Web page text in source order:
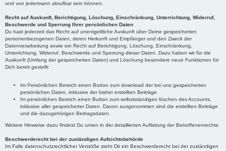
und von jedermann abrufbar sein können.
Recht auf Auskunft, Berichtigung, Löschung, Einschränkung, Unterrichtung, Widerruf,
Beschwerde und Sperrung Ihrer persönlichen Daten
Du hast jederzeit das Recht auf unentgeltliche Auskunft über Deine gespeicherten
personenbezogenen Daten, deren Herkunft und Empfänger und den Zweck der
Datenverarbeitung sowie ein Recht auf Berichtigung, Löschung, Einschränkung,
Unterrichtung, Widerruf, Beschwerde und Sperrung dieser Daten. Dazu haben wir für die
Auskunft (Umfang der gespeicherten Daten) und Löschung besondere neue Funktionen für
Dich bereit gestellt:
Im Persönlichen Bereich einen Button zum download der bei uns gespeicherten
persönlichen Daten, inklusive der bisher erstellten Beiträge
Im persönlichen Bereich einen Button zum selbstständigen löschen des Accounts,
inklusive aller gespeicherter Daten. Davon ausgenommen sind die erstellten Beiträge
und die dazugehörigen Beitragsdaten.
Weitere Hinweise dazu findest Du unten in der detaillierten Auflistung der Betroffenenrechte.
Beschwerderecht bei der zuständigen Aufsichtsbehörde
Im Falle datenschutzrechtlicher Verstöße steht Dir ein Beschwerderecht bei der zuständigen